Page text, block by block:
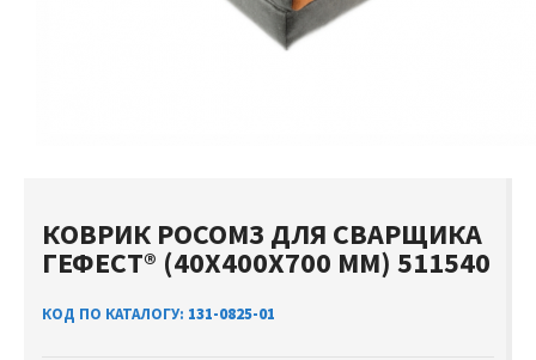
КОВРИК РОСОМЗ ДЛЯ СВАРЩИКА
ГЕФЕСТ® (40Х400Х700 ММ) 511540
КОД ПО КАТАЛОГУ: 131-0825-01